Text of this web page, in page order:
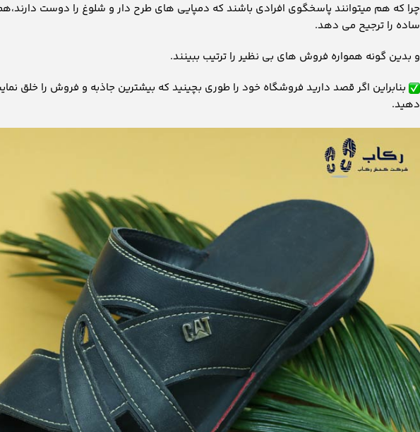
چرا که هم میتوانند پاسخگوی افرادی باشند که دمپایی های طرح دار و شلوغ را دوست
ساده را ترجیح می دهد.
و بدین گونه همواره فروش های بی نظیر را ترتیب ببینند.
بنابراین اگر قصد دارید فروشگاه خود را طوری بچینید که بیشترین جاذبه و فروش را خلق
دهید.